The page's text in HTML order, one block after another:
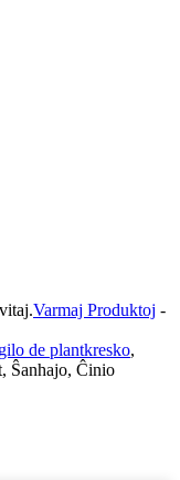
Varmaj Produktoj -
de plantkresko,
Ŝanhajo, Ĉinio